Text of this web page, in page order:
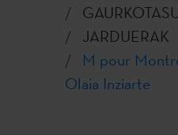
JARDUERAK
M pour
Olaia Inziarte